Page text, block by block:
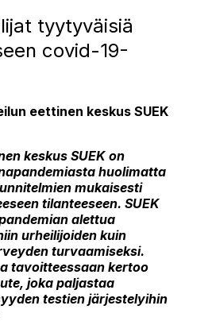
tyytyväisiä
covid-19-
eettinen keskus SUEK
keskus SUEK on
huolimatta
mukaisesti
tilanteeseen. SUEK
alettua
urheilijoiden kuin
turvaamiseksi.
tavoitteessaan kertoo
joka paljastaa
testien järjestelyihin